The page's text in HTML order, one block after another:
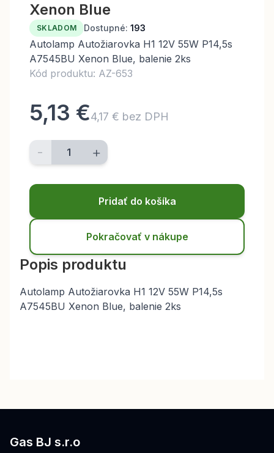
Xenon Blue
SKLADOM Dostupné: 193
Autolamp Autožiarovka H1 12V 55W P14,5s
A7545BU Xenon Blue, balenie 2ks
Kód produktu: AZ-653
5,13 €4,17 € bez DPH
- +
Pridať do košíka
Pokračovať v nákupe
Popis produktu
Autolamp Autožiarovka H1 12V 55W P14,5s
A7545BU Xenon Blue, balenie 2ks
Gas BJ s.r.o